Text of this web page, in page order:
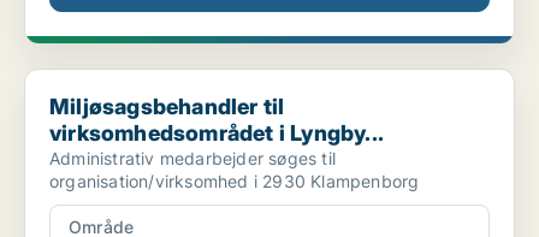
Miljøsagsbehandler til virksomhedsområdet i Lyngby...
Miljøsagsbehandler til
virksomhedsområdet i Lyngby...
Administrativ medarbejder søges til
organisation/virksomhed i 2930 Klampenborg
Område